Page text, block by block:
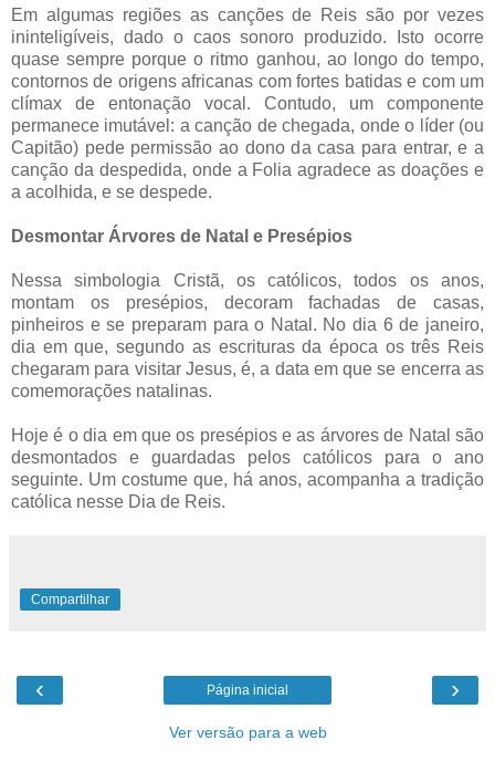
Em algumas regiões as canções de Reis são por vezes
ininteligíveis, dado o caos sonoro produzido. Isto ocorre
quase sempre porque o ritmo ganhou, ao longo do tempo,
contornos de origens africanas com fortes batidas e com um
clímax de entonação vocal. Contudo, um componente
permanece imutável: a canção de chegada, onde o líder (ou
Capitão) pede permissão ao dono da casa para entrar, e a
canção da despedida, onde a Folia agradece as doações e
a acolhida, e se despede.
Desmontar Árvores de Natal e Presépios
Nessa simbologia Cristã, os católicos, todos os anos,
montam os presépios, decoram fachadas de casas,
pinheiros e se preparam para o Natal. No dia 6 de janeiro,
dia em que, segundo as escrituras da época os três Reis
chegaram para visitar Jesus, é, a data em que se encerra as
comemorações natalinas.
Hoje é o dia em que os presépios e as árvores de Natal são
desmontados e guardadas pelos católicos para o ano
seguinte. Um costume que, há anos, acompanha a tradição
católica nesse Dia de Reis.
Compartilhar
‹ ›
Página inicial
Ver versão para a web